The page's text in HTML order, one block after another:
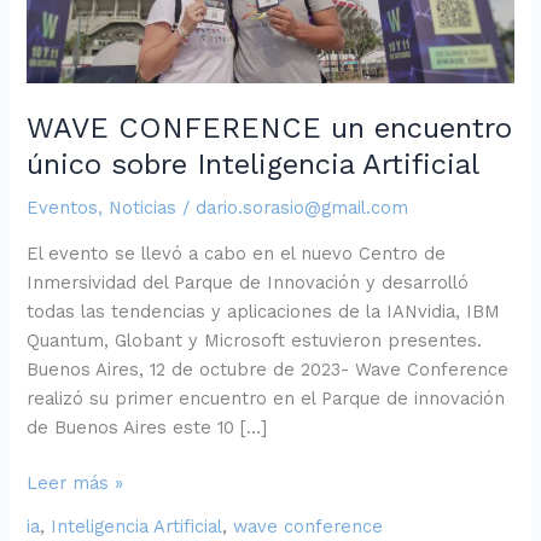
WAVE CONFERENCE un encuentro
único sobre Inteligencia Artificial
Eventos, Noticias / dario.sorasio@gmail.com
El evento se llevó a cabo en el nuevo Centro de
Inmersividad del Parque de Innovación y desarrolló
todas las tendencias y aplicaciones de la IANvidia, IBM
Quantum, Globant y Microsoft estuvieron presentes.
Buenos Aires, 12 de octubre de 2023- Wave Conference
realizó su primer encuentro en el Parque de innovación
de Buenos Aires este 10 […]
Artificial
Leer más »
ia, Inteligencia Artificial,wave conference